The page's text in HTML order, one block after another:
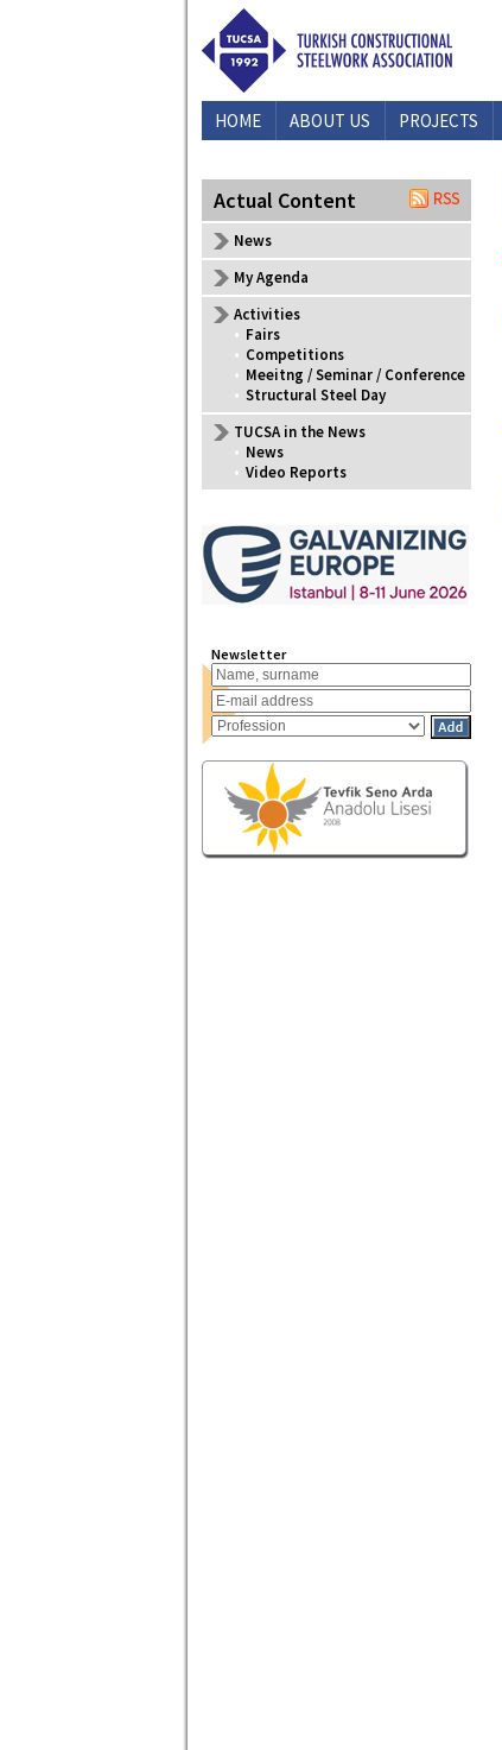
HOME ABOUT US PROJECTS
Actual Content
News
My Agenda
Activities
• Fairs
• Competitions
• Meeitng / Seminar / Conference
• Structural Steel Day
TUCSA in the News
• News
• Video Reports
Newsletter